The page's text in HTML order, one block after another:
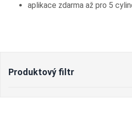
aplikace zdarma až pro 5
Produktový filtr